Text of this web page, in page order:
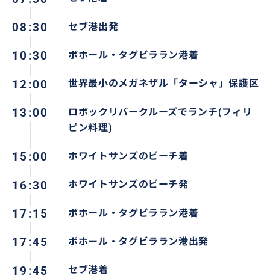
08:30 セブ港出発
10:30 ボホール・タグビララン港着
12:00 世界最小のメガネザル「ターシャ」保護区
13:00
ロボックリバークルーズでランチ(フィリ
ピン料理)
15:00 ホワイトサンズのビーチ着
16:30 ホワイトサンズのビーチ発
17:15 ボホール・タグビララン港着
17:45 ボホール・タグビララン港出発
19:45 セブ港着